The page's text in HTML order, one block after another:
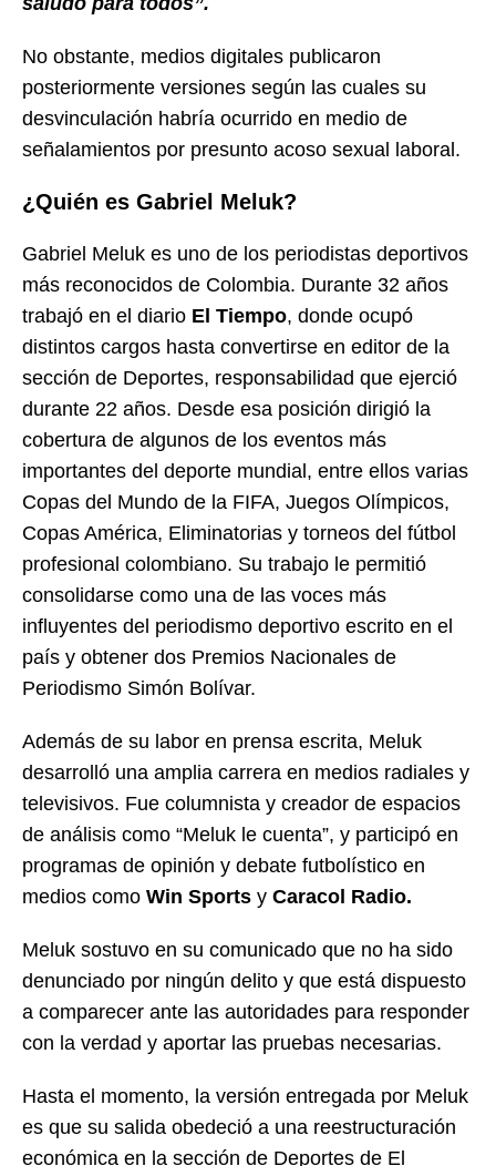
No obstante, medios digitales publicaron
posteriormente versiones según las cuales su
desvinculación habría ocurrido en medio de
señalamientos por presunto acoso sexual laboral.
¿Quién es Gabriel Meluk?
Gabriel Meluk es uno de los periodistas deportivos
más reconocidos de Colombia. Durante 32 años
trabajó en el diario El Tiempo, donde ocupó
distintos cargos hasta convertirse en editor de la
sección de Deportes, responsabilidad que ejerció
durante 22 años. Desde esa posición dirigió la
cobertura de algunos de los eventos más
importantes del deporte mundial, entre ellos varias
Copas del Mundo de la FIFA, Juegos Olímpicos,
Copas América, Eliminatorias y torneos del fútbol
profesional colombiano. Su trabajo le permitió
consolidarse como una de las voces más
influyentes del periodismo deportivo escrito en el
país y obtener dos Premios Nacionales de
Periodismo Simón Bolívar.
Además de su labor en prensa escrita, Meluk
desarrolló una amplia carrera en medios radiales y
televisivos. Fue columnista y creador de espacios
de análisis como “Meluk le cuenta”, y participó en
programas de opinión y debate futbolístico en
medios como Win Sports y Caracol Radio.
Meluk sostuvo en su comunicado que no ha sido
denunciado por ningún delito y que está dispuesto
a comparecer ante las autoridades para responder
con la verdad y aportar las pruebas necesarias.
Hasta el momento, la versión entregada por Meluk
es que su salida obedeció a una reestructuración
económica en la sección de Deportes de El